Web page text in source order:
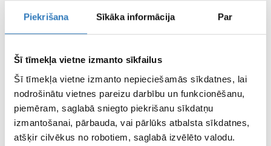
Piekrišana Sīkāka informācija Par
Šī tīmekļa vietne izmanto sīkfailus
Šī tīmekļa vietne izmanto nepieciešamās sīkdatnes, lai
nodrošinātu vietnes pareizu darbību un funkcionēšanu,
piemēram, saglabā sniegto piekrišanu sīkdatņu
izmantošanai, pārbauda, vai pārlūks atbalsta sīkdatnes,
atšķir cilvēkus no robotiem, saglabā izvēlēto valodu.
APDROŠINĀTĀJI
Apskati apdrošinātājus šeit
ATTĀLINĀTĀS DIAGNOSTIKAS CENTRS